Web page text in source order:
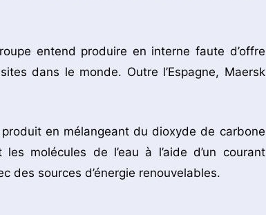
entend produire en interne faute d’offre
dans le monde. Outre l’Espagne, Maersk
en mélangeant du dioxyde de carbone
molécules de l’eau à l’aide d’un courant
des sources d’énergie renouvelables.